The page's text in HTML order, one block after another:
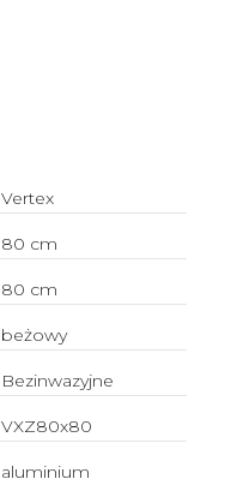
Vertex
80 cm
80 cm
beżowy
Bezinwazyjne
VXZ80x80
aluminium